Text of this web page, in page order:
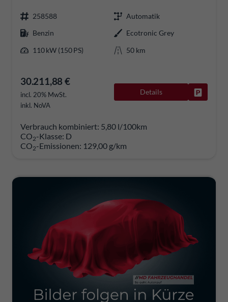
258588
Automatik
Benzin
Ecotronic Grey
110 kW (150 PS)
50 km
30.211,88 €
incl. 20% MwSt.
inkl. NoVA
Details
Verbrauch kombiniert: 5,80 l/100km
CO2-Klasse: D
CO2-Emissionen: 129,00 g/km